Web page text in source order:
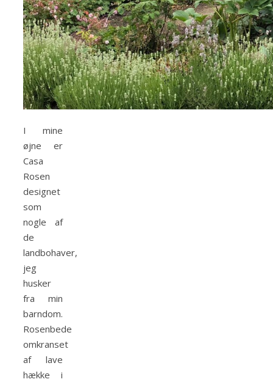
I mine
øjne er
Casa
Rosen
designet
som
nogle af
de
landbohaver,
jeg
husker
fra min
barndom.
Rosenbede
omkranset
af lave
hække i